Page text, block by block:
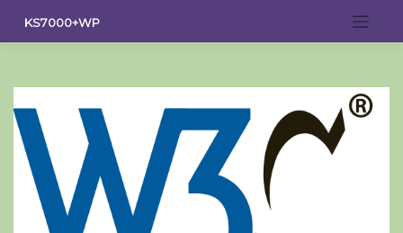
contenido
KS7000+WP